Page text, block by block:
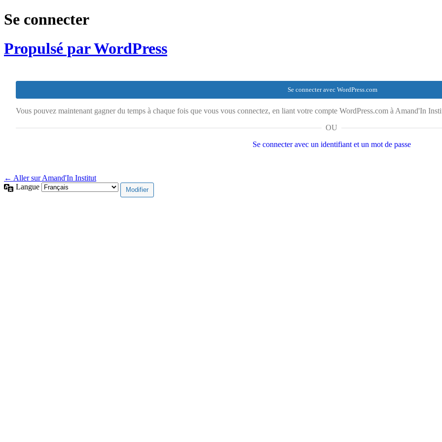
Se connecter
Propulsé par WordPress
Se connecter avec WordPress.com
Vous pouvez maintenant gagner du temps à chaque fois que vous vous connectez, en liant votre compte WordPress.com à Amand'In
OU
Se connecter avec un identifiant et un mot de passe
← Aller sur Amand'In Institut
Langue